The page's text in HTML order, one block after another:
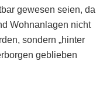
gewesen seien, da
Wohnanlagen nicht
sondern „hinter
geblieben